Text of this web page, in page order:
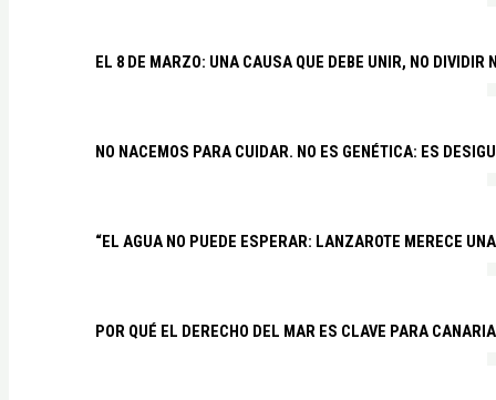
EL 8 DE MARZO: UNA CAUSA QUE DEBE UNIR, NO DIVIDIR
NO NACEMOS PARA CUIDAR. NO ES GENÉTICA: ES
“EL AGUA NO PUEDE ESPERAR: LANZAROTE MERECE
POR QUÉ EL DERECHO DEL MAR ES CLAVE PARA